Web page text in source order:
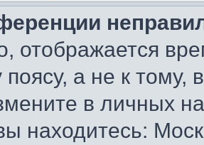
отображается
а не к тому,
в личных
находитесь: